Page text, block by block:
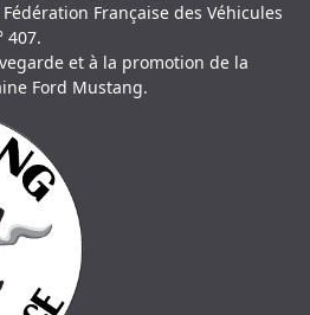
Française des Véhicules
407.
et à la promotion de la
Ford Mustang.